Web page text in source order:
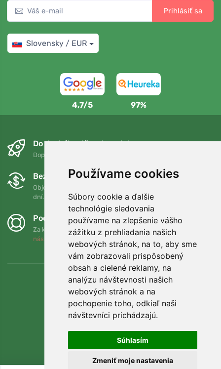
Používame cookies
Súbory cookie a ďalšie
technológie sledovania
používame na zlepšenie vášho
zážitku z prehliadania našich
webových stránok, na to, aby sme
vám zobrazovali prispôsobený
obsah a cielené reklamy, na
analýzu návštevnosti našich
webových stránok a na
pochopenie toho, odkiaľ naši
návštevníci prichádzajú.
Súhlasím
Zmeniť moje nastavenia
Prihlásiť sa
Slovensky / EUR
4,7/5 97%
Do druhého dňa a bezplatne
Doprava zadarmo pri objednávkach nad 75 EUR
Bezplatná výmena a vrátenie tovaru
Objednávku môžete kedykoľvek vrátiť alebo vymeniť do 90
dní.
Podporujeme Trees.org
Za každú objednávku zasadíme strom! Prečítajte si viac
nás